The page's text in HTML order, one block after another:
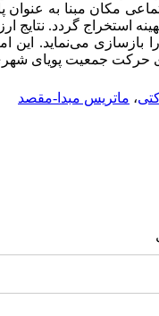
مکان مبنا به عنوان
استخراج گردد. نتایج
شده حدود 70% سفرهای واقعی را
حرکت جمعیت پویای
، ماتریس مبدا-مقصد